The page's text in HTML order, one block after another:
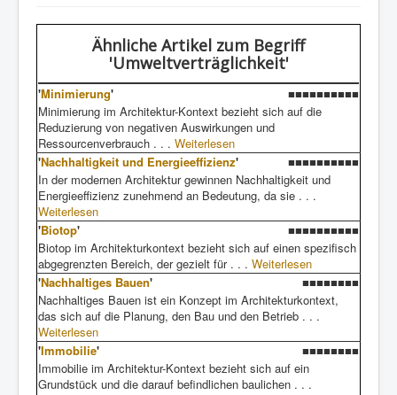
Ähnliche Artikel zum Begriff
'Umweltverträglichkeit'
'Minimierung'
■■■■■■■■■■
Minimierung im Architektur-Kontext bezieht sich auf die
Reduzierung von negativen Auswirkungen und
Ressourcenverbrauch . . . Weiterlesen
'Nachhaltigkeit und Energieeffizienz'
■■■■■■■■■■
In der modernen Architektur gewinnen Nachhaltigkeit und
Energieeffizienz zunehmend an Bedeutung, da sie . . .
Weiterlesen
'Biotop'
■■■■■■■■■■
Biotop im Architekturkontext bezieht sich auf einen spezifisch
abgegrenzten Bereich, der gezielt für . . . Weiterlesen
'Nachhaltiges Bauen'
■■■■■■■■
Nachhaltiges Bauen ist ein Konzept im Architekturkontext,
das sich auf die Planung, den Bau und den Betrieb . . .
Weiterlesen
'Immobilie'
■■■■■■■■
Immobilie im Architektur-Kontext bezieht sich auf ein
Grundstück und die darauf befindlichen baulichen . . .